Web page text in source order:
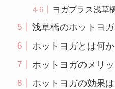
ヨガプラス浅草
浅草橋のホットヨ
ホットヨガとは何か
ホットヨガのメリ
ホットヨガの効果